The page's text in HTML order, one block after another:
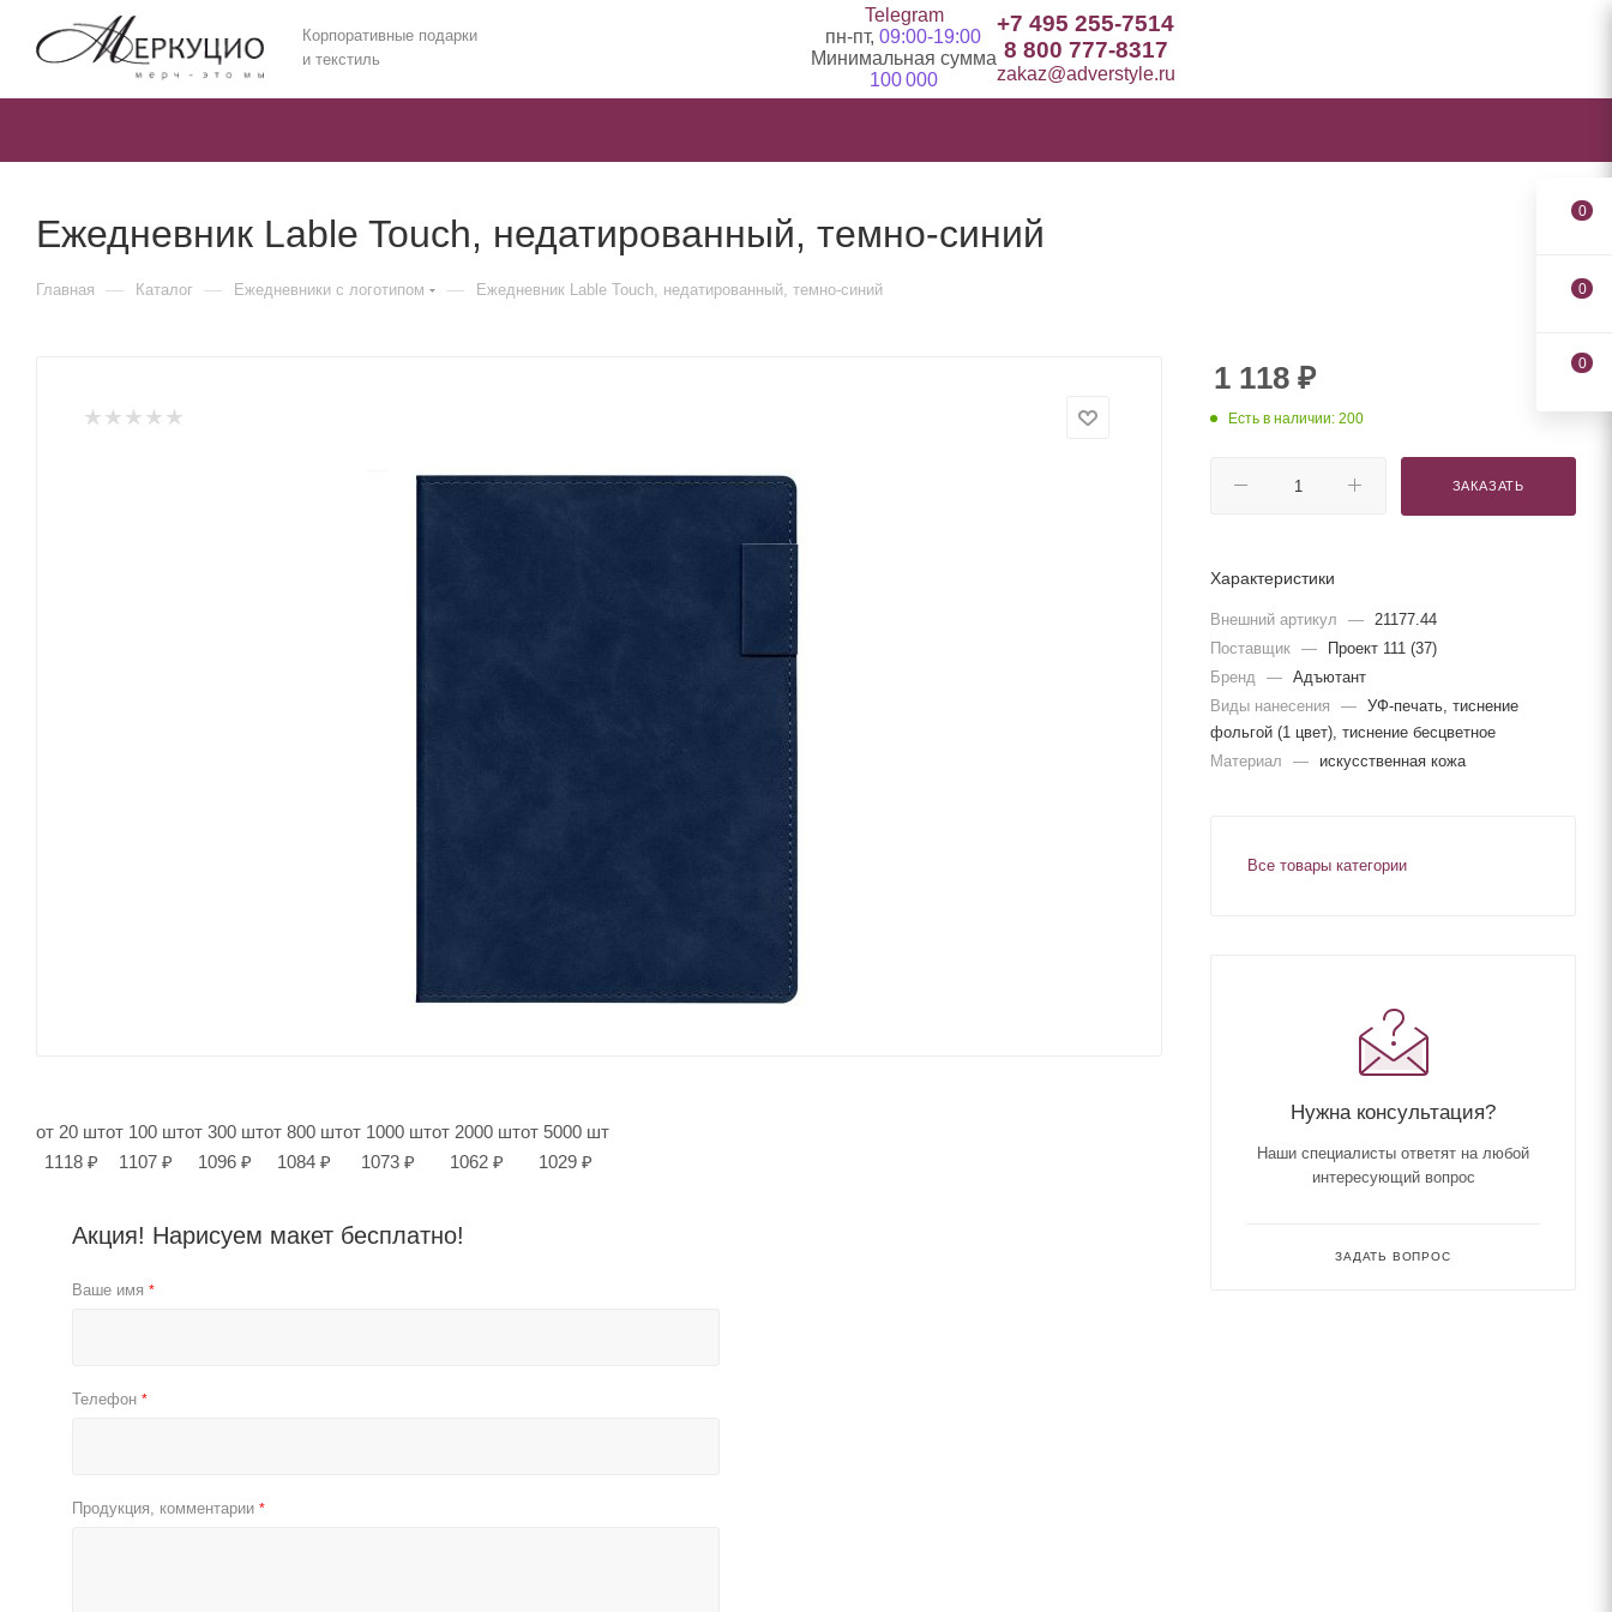
Корпоративные подарки
и текстиль
Telegram
пн-пт, 09:00-19:00
Минимальная сумма
100 000
+7 495 255-7514
8 800 777-8317
zakaz@adverstyle.ru
Ежедневник Lable Touch, недатированный, темно-синий
Главная — Каталог — Ежедневники c логотипом — Ежедневник Lable Touch, недатированный, темно-синий
от 20 шт
1118 ₽
от 100 шт
1107 ₽
от 300 шт
1096 ₽
от 800 шт
1084 ₽
от 1000 шт
1073 ₽
от 2000 шт
1062 ₽
от 5000 шт
1029 ₽
Акция! Нарисуем макет бесплатно!
Ваше имя *
Телефон *
Продукция, комментарии *
1 118 ₽
Есть в наличии: 200
ЗАКАЗАТЬ
Характеристики
Внешний артикул —
21177.44
Поставщик —
Проект 111 (37)
Бренд
— Адъютант
Виды нанесения
— УФ-печать, тиснение
фольгой (1 цвет), тиснение бесцветное
Материал
— искусственная кожа
Все товары категории
Нужна консультация?
Наши специалисты ответят на любой
интересующий вопрос
ЗАДАТЬ ВОПРОС
0
0
0